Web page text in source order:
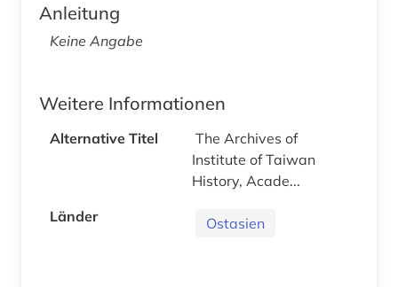
Anleitung
Keine Angabe
Weitere Informationen
Alternative Titel
The Archives of
Institute of Taiwan
History, Acade...
Länder
Ostasien